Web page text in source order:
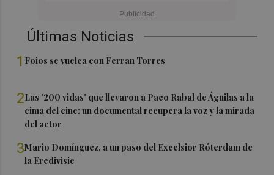
Últimas Noticias
1 Foios se vuelca con Ferran Torres
2Las '200 vidas' que llevaron a Paco Rabal de Águilas a la
cima del cine: un documental recupera la voz y la mirada
del actor
3Mario Domínguez, a un paso del Excelsior Róterdam de
la Eredivisie